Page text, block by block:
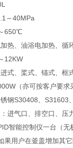
～40MPa
650℃
热、油浴电加热、循
12KW
式、桨式、锚式、框
（亦可按客户要求
钢S30408、S31603
进气口、排空口、压
智能控制仪一台（无
果用户在釜盖增加其